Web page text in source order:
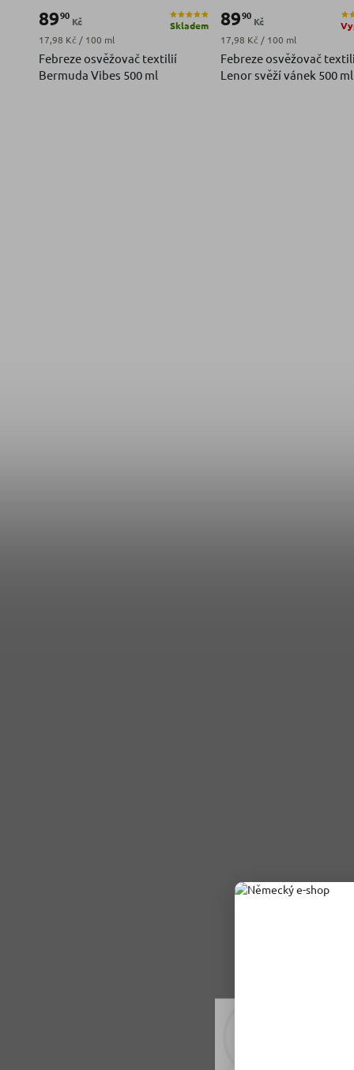
Rádi vám
tomu soubory
Febreze osvěžovač textilií
Bermuda Vibes 500 ml
Skladem
8990
Kč
Měrná cena:
17,98 Kč / 100 ml
Febreze osvěžovač
Lenor svěží vánek 500 ml
8990
Kč
Měrná cena:
17,98 Kč / 100 ml